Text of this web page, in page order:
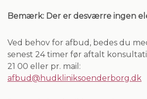
Bemærk: Der er desværre ingen
Ved behov for afbud, bedes du
senest 24 timer før aftalt
21 00 eller pr. mail:
afbud@hudkliniksoenderborg.dk